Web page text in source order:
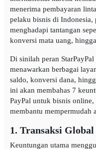
menerima pembayaran
pelaku bisnis di Indonesia,
menghadapi tantangan
konversi mata uang,
Di sinilah peran
menawarkan berbagai
saldo, konversi dana,
ini akan membahas 7
PayPal untuk bisnis online,
membantu mempermudah
1. Transaksi Global
Keuntungan utama